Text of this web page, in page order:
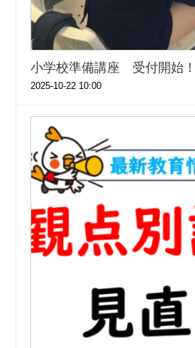
小学校準備講座 受付開始！
2025-10-22 10:00